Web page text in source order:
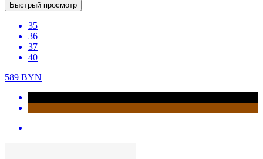
Быстрый просмотр
35
36
37
40
589 BYN